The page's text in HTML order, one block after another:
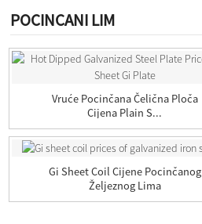
POCINCANI LIM
Vruće Pocinčana Čelična Ploča
Cijena Plain S...
Gi Sheet Coil Cijene Pocinčanog
Željeznog Lima